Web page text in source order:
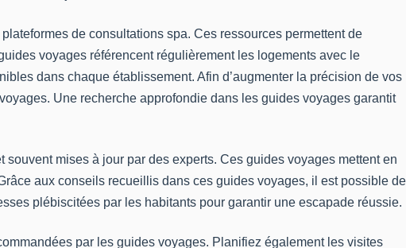
de consultations spa. Ces ressources permettent de
voyages référencent régulièrement les logements avec le
dans chaque établissement. Afin d’augmenter la précision de vos
Une recherche approfondie dans les guides voyages garantit
mises à jour par des experts. Ces guides voyages mettent en
aux conseils recueillis dans ces guides voyages, il est possible de
plébiscitées par les habitants pour garantir une escapade réussie.
par les guides voyages. Planifiez également les visites